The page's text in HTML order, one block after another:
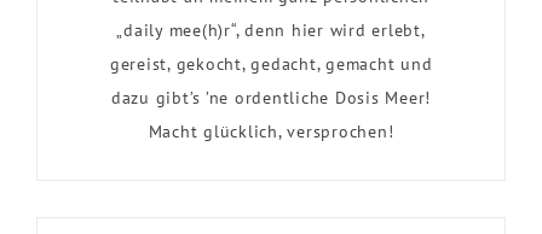
„daily mee(h)r“, denn hier wird erlebt,
gereist, gekocht, gedacht, gemacht und
dazu gibt’s ’ne ordentliche Dosis Meer!
Macht glücklich, versprochen!